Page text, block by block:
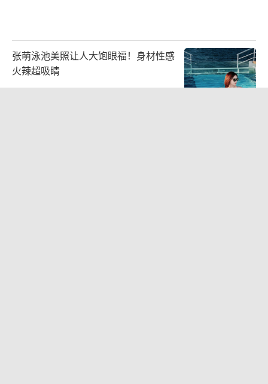
张萌泳池美照让人大饱眼福！身材性感
火辣超吸睛
2026-08-03 14:09:27